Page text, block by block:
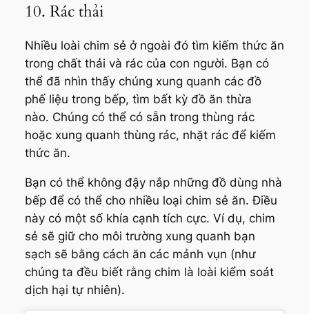
10. Rác thải
Nhiều loài chim sẻ ở ngoài đó tìm kiếm thức ăn
trong chất thải và rác của con người. Bạn có
thể đã nhìn thấy chúng xung quanh các đồ
phế liệu trong bếp, tìm bất kỳ đồ ăn thừa
nào. Chúng có thể có sẵn trong thùng rác
hoặc xung quanh thùng rác, nhặt rác để kiếm
thức ăn.
Bạn có thể không đậy nắp những đồ dùng nhà
bếp để có thể cho nhiều loại chim sẻ ăn. Điều
này có một số khía cạnh tích cực. Ví dụ, chim
sẻ sẽ giữ cho môi trường xung quanh bạn
sạch sẽ bằng cách ăn các mảnh vụn (như
chúng ta đều biết rằng chim là loài kiểm soát
dịch hại tự nhiên).